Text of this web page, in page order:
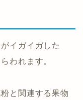
イガイガした
われます。
と関連する果物